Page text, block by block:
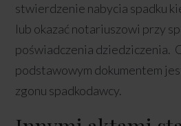
stwierdzenie nabycia spadku
lub okazać notariuszowi przy
poświadczenia dziedziczenia.
podstawowym dokumentem
zgonu spadkodawcy.